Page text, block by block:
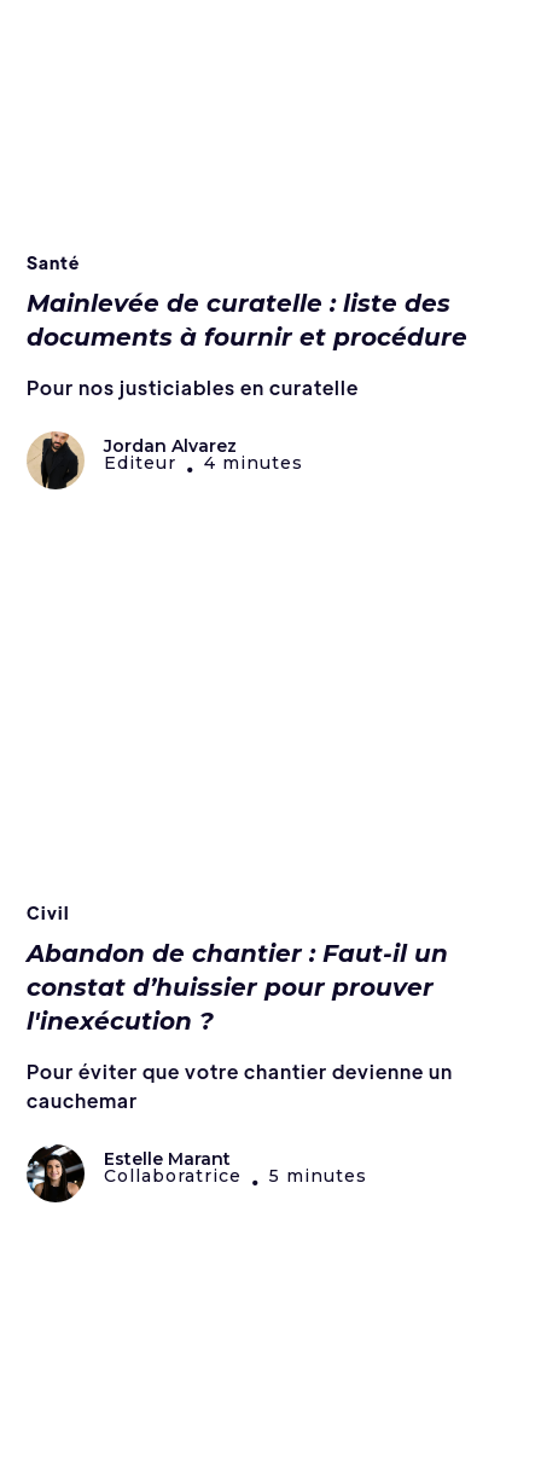
Santé
Mainlevée de curatelle : liste des
documents à fournir et procédure
Pour nos justiciables en curatelle
Jordan Alvarez
Editeur • 4 minutes
Civil
Abandon de chantier : Faut-il un
constat d’huissier pour prouver
l'inexécution ?
Pour éviter que votre chantier devienne un
cauchemar
Estelle Marant
Collaboratrice • 5 minutes